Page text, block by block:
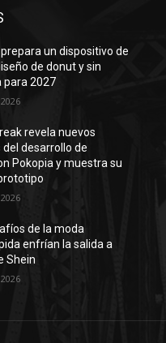
un dispositivo de
de donut y sin
para 2027
revela nuevos
desarrollo de
Pokopia y muestra su
de la moda
enfrían la salida a
Shein